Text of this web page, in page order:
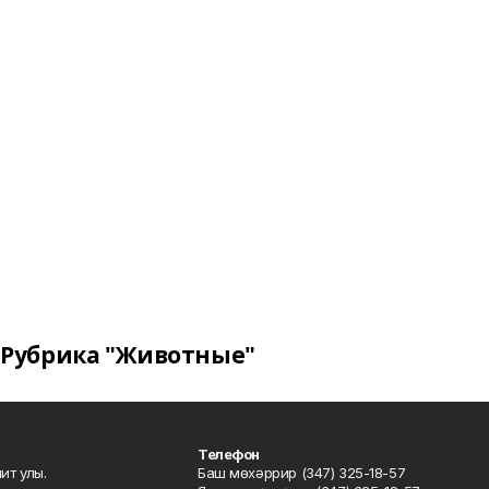
Рубрика "Животные"
улы.
Телефон
Баш мөхәррир (347) 325-18-57